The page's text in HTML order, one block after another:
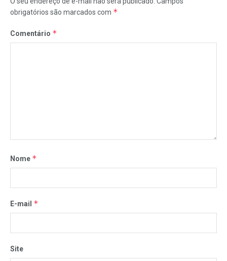
obrigatórios são marcados com *
Comentário *
Nome *
E-mail *
Site